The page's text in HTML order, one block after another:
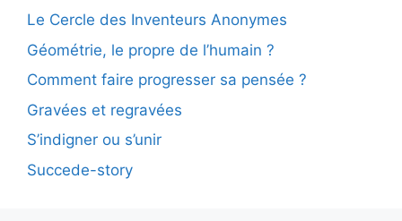
Le Cercle des Inventeurs Anonymes
Géométrie, le propre de l’humain ?
Comment faire progresser sa pensée ?
Gravées et regravées
S’indigner ou s’unir
Succede-story